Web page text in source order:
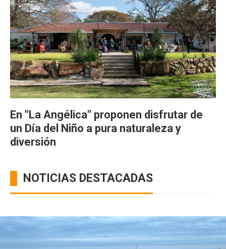
En "La Angélica" proponen disfrutar de
un Día del Niño a pura naturaleza y
diversión
NOTICIAS DESTACADAS